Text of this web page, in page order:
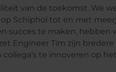
van de toekomst. We
Schiphol tot en met
succes te maken,
Engineer Tim zijn
te innoveren op